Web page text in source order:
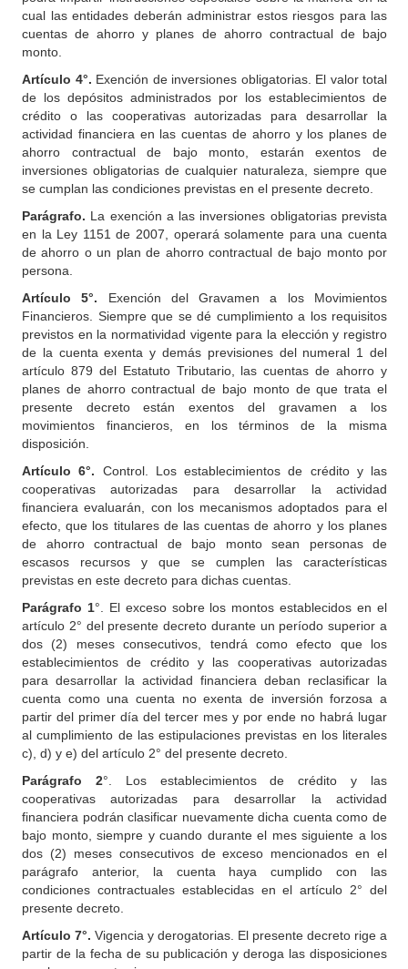
cual las entidades deberán administrar estos riesgos para las
cuentas de ahorro y planes de ahorro contractual de bajo
monto.
Artículo 4°. Exención de inversiones obligatorias. El valor total
de los depósitos administrados por los establecimientos de
crédito o las cooperativas autorizadas para desarrollar la
actividad financiera en las cuentas de ahorro y los planes de
ahorro contractual de bajo monto, estarán exentos de
inversiones obligatorias de cualquier naturaleza, siempre que
se cumplan las condiciones previstas en el presente decreto.
Parágrafo. La exención a las inversiones obligatorias prevista
en la Ley 1151 de 2007, operará solamente para una cuenta
de ahorro o un plan de ahorro contractual de bajo monto por
persona.
Artículo 5°. Exención del Gravamen a los Movimientos
Financieros. Siempre que se dé cumplimiento a los requisitos
previstos en la normatividad vigente para la elección y registro
de la cuenta exenta y demás previsiones del numeral 1 del
artículo 879 del Estatuto Tributario, las cuentas de ahorro y
planes de ahorro contractual de bajo monto de que trata el
presente decreto están exentos del gravamen a los
movimientos financieros, en los términos de la misma
disposición.
Artículo 6°. Control. Los establecimientos de crédito y las
cooperativas autorizadas para desarrollar la actividad
financiera evaluarán, con los mecanismos adoptados para el
efecto, que los titulares de las cuentas de ahorro y los planes
de ahorro contractual de bajo monto sean personas de
escasos recursos y que se cumplen las características
previstas en este decreto para dichas cuentas.
Parágrafo 1°. El exceso sobre los montos establecidos en el
artículo 2° del presente decreto durante un período superior a
dos (2) meses consecutivos, tendrá como efecto que los
establecimientos de crédito y las cooperativas autorizadas
para desarrollar la actividad financiera deban reclasificar la
cuenta como una cuenta no exenta de inversión forzosa a
partir del primer día del tercer mes y por ende no habrá lugar
al cumplimiento de las estipulaciones previstas en los literales
c), d) y e) del artículo 2° del presente decreto.
Parágrafo 2°. Los establecimientos de crédito y las
cooperativas autorizadas para desarrollar la actividad
financiera podrán clasificar nuevamente dicha cuenta como de
bajo monto, siempre y cuando durante el mes siguiente a los
dos (2) meses consecutivos de exceso mencionados en el
parágrafo anterior, la cuenta haya cumplido con las
condiciones contractuales establecidas en el artículo 2° del
presente decreto.
Artículo 7°. Vigencia y derogatorias. El presente decreto rige a
partir de la fecha de su publicación y deroga las disposiciones